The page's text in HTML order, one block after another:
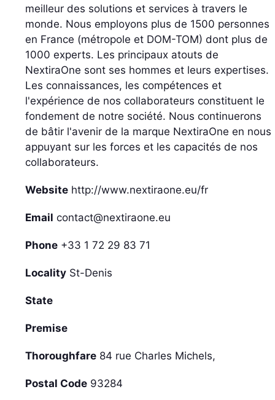
meilleur des solutions et services à travers le
monde. Nous employons plus de 1500 personnes
en France (métropole et DOM-TOM) dont plus de
1000 experts. Les principaux atouts de
NextiraOne sont ses hommes et leurs expertises.
Les connaissances, les compétences et
l'expérience de nos collaborateurs constituent le
fondement de notre société. Nous continuerons
de bâtir l'avenir de la marque NextiraOne en nous
appuyant sur les forces et les capacités de nos
collaborateurs.
Website http://www.nextiraone.eu/fr
Email contact@nextiraone.eu
Phone +33 1 72 29 83 71
Locality St-Denis
State
Premise
Thoroughfare 84 rue Charles Michels,
Postal Code 93284